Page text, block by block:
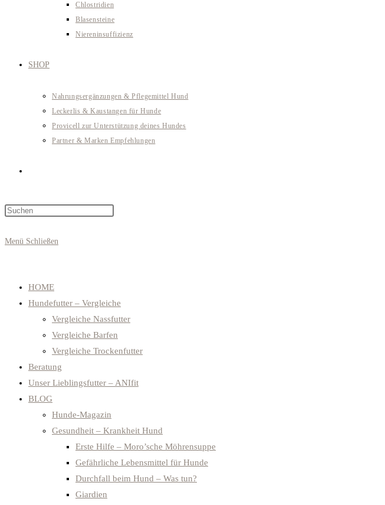
Chlostridien
Blasensteine
Niereninsuffizienz
SHOP
Nahrungsergänzungen & Pflegemittel Hund
Leckerlis & Kaustangen für Hunde
Provicell zur Unterstützung deines Hundes
Partner & Marken Empfehlungen
Suche
panel.
Menü Schließen
HOME
Hundefutter – Vergleiche
Vergleiche Nassfutter
Vergleiche Barfen
Vergleiche Trockenfutter
Beratung
Unser Lieblingsfutter – ANIfit
BLOG
Hunde-Magazin
Gesundheit – Krankheit Hund
Erste Hilfe – Moro’sche Möhrensuppe
Gefährliche Lebensmittel für Hunde
Durchfall beim Hund – Was tun?
Giardien